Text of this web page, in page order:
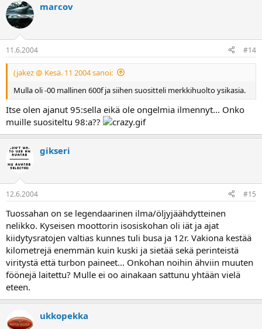
marcov
11.6.2004 #14
(jakez @ Kesä. 11 2004 sanoi:
Mulla oli -00 mallinen 600f ja siihen suositteli merkkihuolto ysikasia.
Itse olen ajanut 95:sella eikä ole ongelmia ilmennyt... Onko
muille suositeltu 98:a??
gikseri
12.6.2004 #15
Tuossahan on se legendaarinen ilma/öljyjäähdytteinen
nelikko. Kyseisen moottorin isosiskohan oli iät ja ajat
kiidytysratojen valtias kunnes tuli busa ja 12r. Vakiona kestää
kilometrejä enemmän kuin kuski ja sietää sekä perinteistä
viritystä että turbon paineet... Onkohan noihin ähviin muuten
föönejä laitettu? Mulle ei oo ainakaan sattunu yhtään vielä
eteen.
ukkopekka